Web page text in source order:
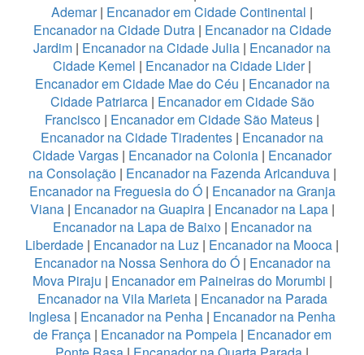
Ademar| Encanador em Cidade Continental |
Encanador na Cidade Dutra | Encanador na Cidade
Jardim | Encanador na Cidade Julia | Encanador na
Cidade Kemel | Encanador na Cidade Lider|
Encanador em Cidade Mae do Céu | Encanador na
Cidade Patriarca| Encanador em Cidade São
Francisco | Encanador em Cidade São Mateus |
Encanador na Cidade Tiradentes | Encanador na
Cidade Vargas | Encanador na Colonia | Encanador
na Consolação | Encanador na Fazenda Aricanduva|
Encanador na Freguesia do Ó| Encanador na Granja
Viana| Encanador na Guapira| Encanador na Lapa|
Encanador na Lapa de Baixo | Encanador na
Liberdade | Encanador na Luz | Encanador na Mooca |
Encanador na Nossa Senhora do Ó| Encanador na
Mova Piraju | Encanador em Paineiras do Morumbi |
Encanador na Vila Marieta| Encanador na Parada
Inglesa | Encanador na Penha | Encanador na Penha
de França | Encanador na Pompeia| Encanador em